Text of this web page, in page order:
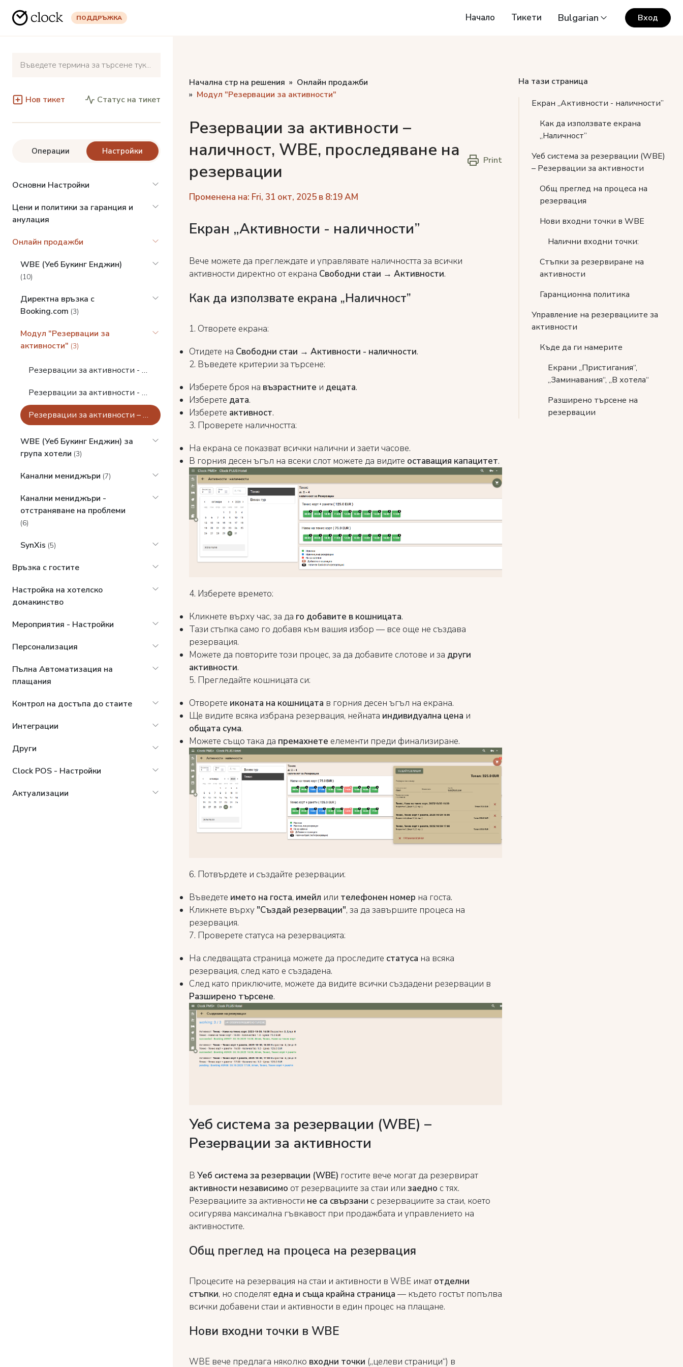
ПОДДРЪЖКА Начало Тикети Bulgarian Вход
Нов тикет Статус на тикет
Операции Настройки
Основни Настройки
Цени и политики за гаранция и
анулация
Онлайн продажби
WBE (Уеб Букинг Енджин)
(10)
Директна връзка с
Booking.com (3)
Модул "Резервации за
активности" (3)
Резервации за активности - Настройки
Резервации за активности - Примери
Резервации за активности – наличност, WBE, проследяване на резервации
WBE (Уеб Букинг Енджин) за
група хотели (3)
Канални мениджъри (7)
Канални мениджъри -
отстраняване на проблеми
(6)
SynXis (5)
Връзка с гостите
Настройка на хотелско
домакинство
Мероприятия - Настройки
Персонализация
Пълна Автоматизация на
плащания
Контрол на достъпа до стаите
Интеграции
Други
Clock POS - Настройки
Актуализации
Начална стр на решения
Онлайн продажби
Модул "Резервации за активности"
Резервации за активности –
наличност, WBE, проследяване на
резервации
Променена на: Fri, 31 окт, 2025 в 8:19 AM
Print
Екран „Активности - наличности”
Вече можете да преглеждате и управлявате наличността за всички
активности директно от екрана Свободни стаи → Активности.
Как да използвате екрана „Наличност”
1. Отворете екрана:
Отидете на Свободни стаи → Активности - наличности.
2. Въведете критерии за търсене:
Изберете броя на възрастните и децата.
Изберете дата.
Изберете активност.
3. Проверете наличността:
На екрана се показват всички налични и заети часове.
В горния десен ъгъл на всеки слот можете да видите оставащия капацитет.
4. Изберете времето:
Кликнете върху час, за да го добавите в кошницата.
Тази стъпка само го добавя към вашия избор — все още не създава
резервация.
Можете да повторите този процес, за да добавите слотове и за други
активности.
5. Прегледайте кошницата си:
Отворете иконата на кошницата в горния десен ъгъл на екрана.
Ще видите всяка избрана резервация, нейната индивидуална цена и
общата сума.
Можете също така да премахнете елементи преди финализиране.
6. Потвърдете и създайте резервации:
Въведете името на госта, имейл или телефонен номер на госта.
Кликнете върху "Създай резервации", за да завършите процеса на
резервация.
7. Проверете статуса на резервацията:
На следващата страница можете да проследите статуса на всяка
резервация, след като е създадена.
След като приключите, можете да видите всички създадени резервации в
Разширено търсене.
Уеб система за резервации (WBE) –
Резервации за активности
В Уеб система за резервации (WBE) гостите вече могат да резервират
активности независимо от резервациите за стаи или заедно с тях.
Резервациите за активности не са свързани с резервациите за стаи, което
осигурява максимална гъвкавост при продажбата и управлението на
активностите.
Общ преглед на процеса на резервация
Процесите на резервация на стаи и активности в WBE имат отделни
стъпки, но споделят една и съща крайна страница — където гостът попълва
всички добавени стаи и активности в един процес на плащане.
Нови входни точки в WBE
WBE вече предлага няколко входни точки („целеви страници“) в
На тази страница
Екран „Активности - наличности”
Как да използвате екрана
„Наличност”
Уеб система за резервации (WBE)
– Резервации за активности
Общ преглед на процеса на
резервация
Нови входни точки в WBE
Налични входни точки:
Стъпки за резервиране на
активности
Гаранционна политика
Управление на резервациите за
активности
Къде да ги намерите
Екрани „Пристигания“,
„Заминавания“, „В хотела“
Разширено търсене на
резервации